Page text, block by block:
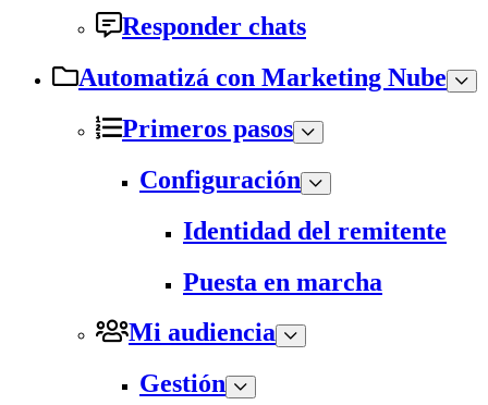
Responder chats
Automatizá con Marketing Nube
Primeros pasos
Configuración
Identidad del remitente
Puesta en marcha
Mi audiencia
Gestión